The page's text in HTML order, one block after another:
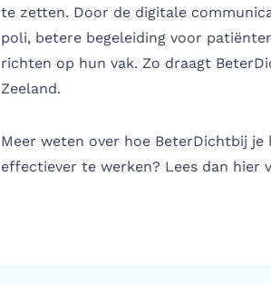
te zetten. Door de digitale
poli, betere begeleiding voor
richten op hun vak. Zo draagt
Zeeland.
Meer weten over hoe BeterDichtbij
effectiever te werken? Lees dan hier